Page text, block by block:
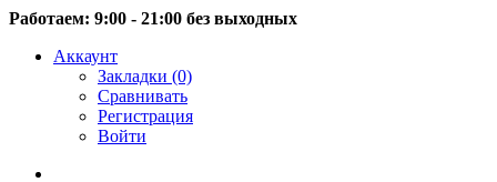
Работаем: 9:00 - 21:00 без выходных
Аккаунт
Закладки (0)
Сравнивать
Регистрация
Войти